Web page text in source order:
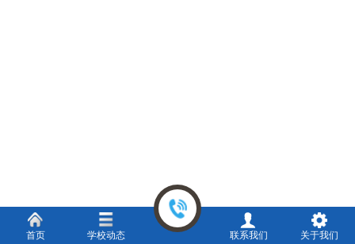
首页 学校动态 联系我们 关于我们